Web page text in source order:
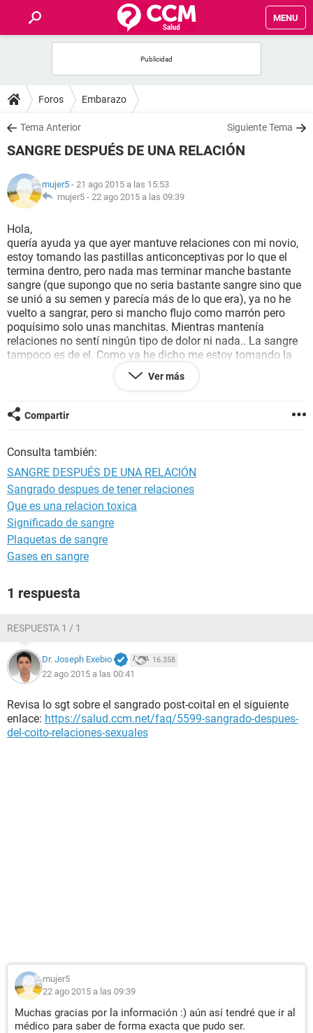
MENU
FOROS
SALUD
NUTRICIÓN
BIENESTAR
SEXUALIDAD
GLOSARIO
Foros Embarazo
Tema Anterior Siguiente Tema
SANGRE DESPUÉS DE UNA RELACIÓN
mujer5 - 21 ago 2015 a las 15:53
mujer5 - 22 ago 2015 a las 09:39
Hola,
quería ayuda ya que ayer mantuve relaciones con mi novio,
estoy tomando las pastillas anticonceptivas por lo que el
termina dentro, pero nada mas terminar manche bastante
sangre (que supongo que no seria bastante sangre sino que
se unió a su semen y parecía más de lo que era), ya no he
vuelto a sangrar, pero si mancho flujo como marrón pero
poquísimo solo unas manchitas. Mientras mantenía
relaciones no sentí ningún tipo de dolor ni nada.. La sangre
tampoco es de el. Como ya he dicho me estoy tomando la
píldora y normalmente empiezo a tomarla un domingo pero
este mes debido a que aún no tenia la caja de pastillas
martes por lo que no se si la sangre es de regla o podría ser
otra cosa. Agradecería mucho vuestra ayuda, un saludo.
Ver más
Compartir
Consulta también:
SANGRE DESPUÉS DE UNA RELACIÓN
Sangrado despues de tener relaciones
Que es una relacion toxica
Significado de sangre
Plaquetas de sangre
Gases en sangre
1 respuesta
RESPUESTA 1 / 1
Dr. Joseph Exebio 16.358
22 ago 2015 a las 00:41
Revisa lo sgt sobre el sangrado post-coital en el siguiente
enlace: https://salud.ccm.net/faq/5599-sangrado-despues-
del-coito-relaciones-sexuales
mujer5
22 ago 2015 a las 09:39
Muchas gracias por la información :) aún así tendré que ir al
médico para saber de forma exacta que pudo ser.